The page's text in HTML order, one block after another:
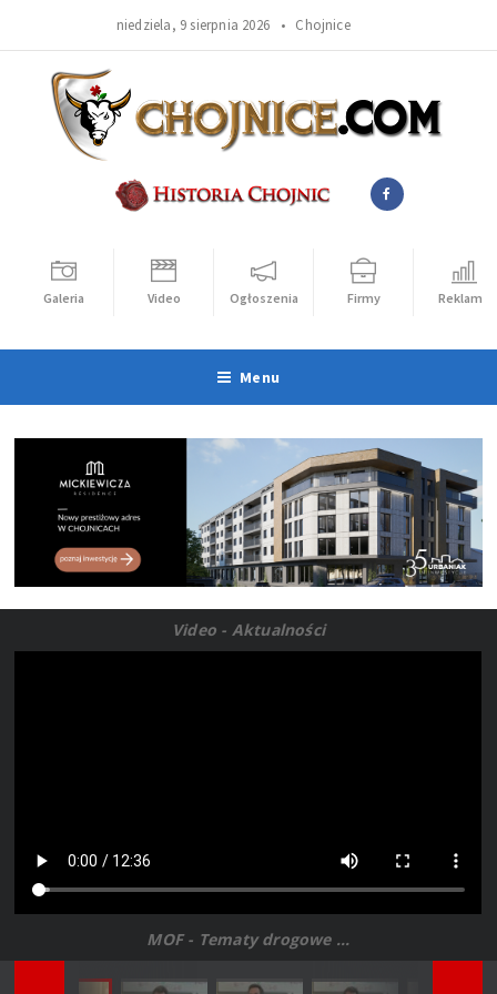
niedziela, 9 sierpnia 2026 • Chojnice
Galeria Video Ogłoszenia Firmy Reklama
Menu
Video - Aktualności
MOF - Tematy drogowe ...